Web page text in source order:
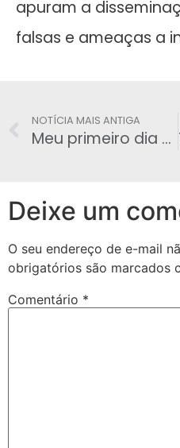
apuram a
falsas e ameaças a
NOTÍCIA MAIS ANTIGA
Meu primeiro dia de trabalho. Batismo com água (Ardente) – Edison Miranda
Deixe um
O seu endereço de e-mail
obrigatórios são marcados
Comentário *